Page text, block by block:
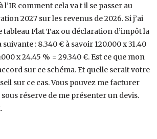
l’IR comment cela va t il se passer au
2027 sur les revenus de 2026. Si j’ai
Flat Tax ou déclaration d’impôt la
: 8.340 € à savoir 120.000 x 31.40
x 24.45 % = 29.340 €. Est ce que mon
sur ce schéma. Et quelle serait votre
sur ce cas. Vous pouvez me facturer
réserve de me présenter un devis.